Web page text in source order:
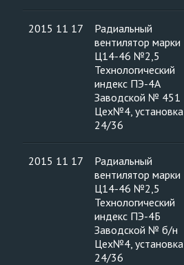
2015 11 17
Радиальный
вентилятор марки
Ц14-46 №2,5
Технологический
индекс ПЭ-4А
Заводской № 451
Цех№4, установка
24/36
2015 11 17
Радиальный
вентилятор марки
Ц14-46 №2,5
Технологический
индекс ПЭ-4Б
Заводской № б/н
Цех№4, установка
24/36